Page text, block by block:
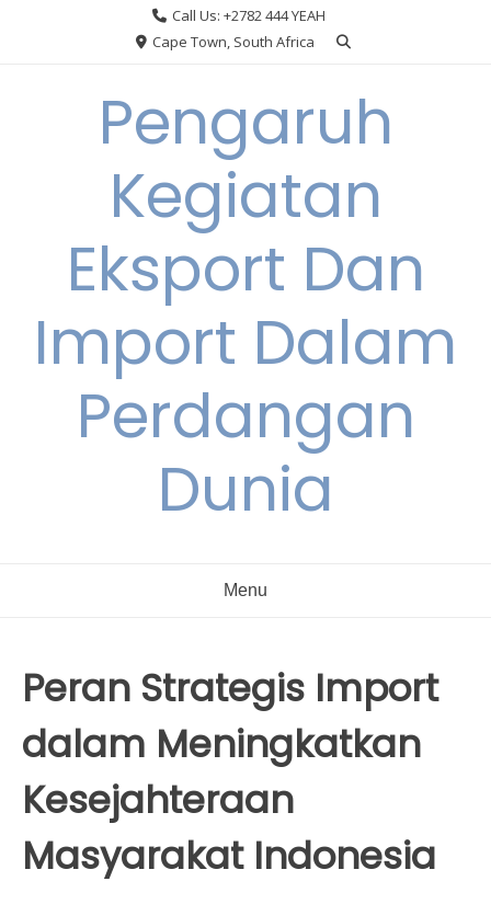
Call Us: +2782 444 YEAH
Cape Town, South Africa
Pengaruh
Kegiatan
Eksport Dan
Import Dalam
Perdangan
Dunia
Menu
Peran Strategis Import
dalam Meningkatkan
Kesejahteraan
Masyarakat Indonesia